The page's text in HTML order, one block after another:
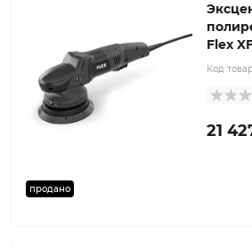
продано
Flex
Код
21